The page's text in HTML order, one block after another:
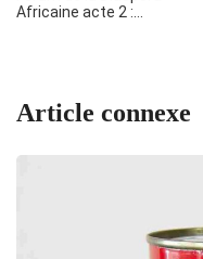
Africaine acte 2 :…
Article connexe